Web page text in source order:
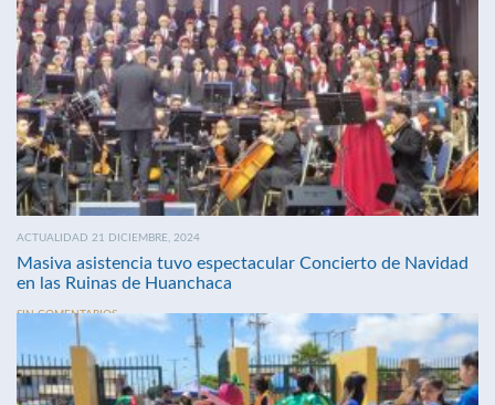
ACTUALIDAD 21 DICIEMBRE, 2024
Masiva asistencia tuvo espectacular Concierto de Navidad
en las Ruinas de Huanchaca
SIN COMENTARIOS